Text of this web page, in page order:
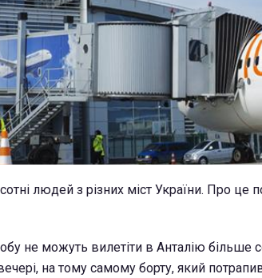
людей з різних міст України. Про це
не можуть вилетіти в Анталію більше
на тому самому борту, який